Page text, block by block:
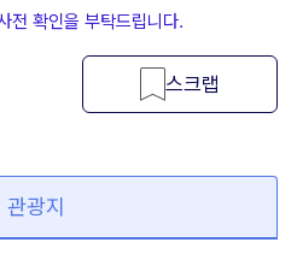
전 확인을 부탁드립니다.
스크랩
광지